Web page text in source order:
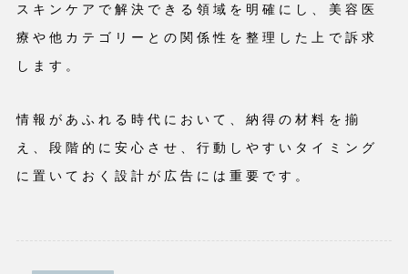
スキンケアで解決できる領域を明確にし、美容医
療や他カテゴリーとの関係性を整理した上で訴求
します。
情報があふれる時代において、納得の材料を揃
え、段階的に安心させ、行動しやすいタイミング
に置いておく設計が広告には重要です。